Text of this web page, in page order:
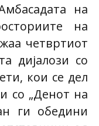
на
на
четвртиот
дијалози со
кои се дел
со „Денот на
ги обедини